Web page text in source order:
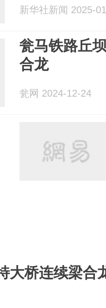
新华社新闻 2025-
瓮马铁路丘
合龙
瓮网 2024-12-24
大桥连续梁合